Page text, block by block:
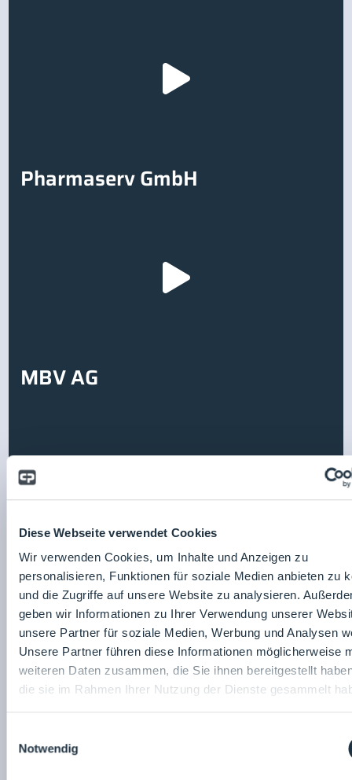
Diese Webseite verwendet Cookies
Wir verwenden Cookies, um Inhalte und Anzeigen zu
personalisieren, Funktionen für soziale Medien anbieten zu
und die Zugriffe auf unsere Website zu analysieren.
geben wir Informationen zu Ihrer Verwendung unserer
unsere Partner für soziale Medien, Werbung und Analysen
Unsere Partner führen diese Informationen möglicherweise
weiteren Daten zusammen, die Sie ihnen bereitgestellt
die sie im Rahmen Ihrer Nutzung der Dienste gesammelt
Notwendig
Pharmaserv GmbH
MBV AG
Getinge Germany GmbH